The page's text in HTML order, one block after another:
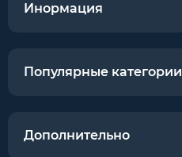
Инормация
Популярные категории
Дополнительно